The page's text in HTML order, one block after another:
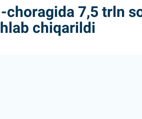
7,5 trln
chiqarildi